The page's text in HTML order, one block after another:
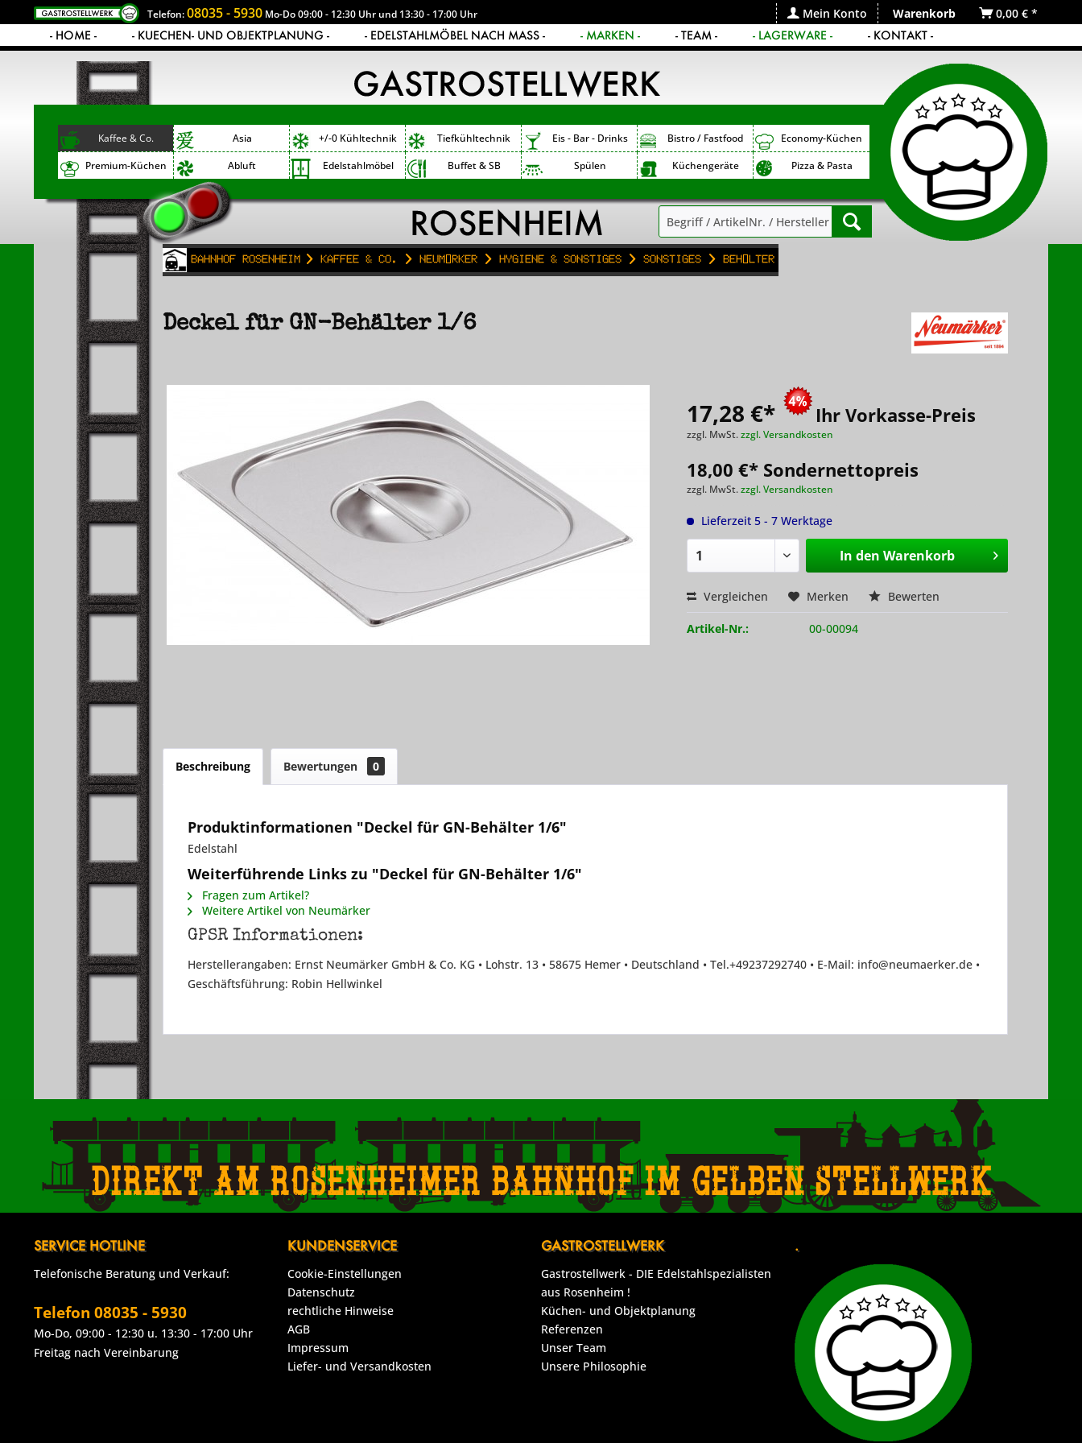
Telefon:08035 - 5930 Mo-Do 09:00 - 12:30 Uhr und 13:30 - 17:00 Uhr Mein Konto Warenkorb
0,00 € *
- HOME -
- KUECHEN- UND OBJEKTPLANUNG - - EDELSTAHLMÖBEL NACH MASS - - MARKEN - - TEAM - - LAGERWARE - - KONTAKT -
Kaffee & Co. Asia +/-0 Kühltechnik Tiefkühltechnik Eis - Bar - Drinks Bistro / Fastfood
Economy-Küchen
Premium-Küchen
Abluft Edelstahlmöbel Buffet & SB Spülen Küchengeräte Pizza & Pasta
Bahnhof Rosenheim Kaffee & Co. Neumärker Hygiene & Sonstiges Sonstiges Behälter
Deckel für GN-Behälter 1/6
17,28 €* Ihr Vorkasse-Preis
zzgl. MwSt.zzgl. Versandkosten
18,00 €* Sondernettopreis
zzgl. MwSt.zzgl. Versandkosten
Lieferzeit 5 - 7 Werktage
In den Warenkorb
Vergleichen Merken Bewerten
Artikel-Nr.: 00-00094
Beschreibung Bewertungen 0
Produktinformationen "Deckel für GN-Behälter 1/6"
Edelstahl
Weiterführende Links zu "Deckel für GN-Behälter 1/6"
Fragen zum Artikel?
Weitere Artikel von Neumärker
GPSR Informationen:
Herstellerangaben: Ernst Neumärker GmbH & Co. KG • Lohstr. 13 • 58675 Hemer • Deutschland • Tel.+49237292740 • E-Mail: info@neumaerker.de •
Geschäftsführung: Robin Hellwinkel
Direkt am Rosenheimer Bahnhof im gelben Stellwerk
SERVICE HOTLINE
Telefonische Beratung und Verkauf:
Telefon 08035 - 5930
Mo-Do, 09:00 - 12:30 u. 13:30 - 17:00 Uhr
Freitag nach Vereinbarung
KUNDENSERVICE
Cookie-Einstellungen
Datenschutz
rechtliche Hinweise
AGB
Impressum
Liefer- und Versandkosten
GASTROSTELLWERK
Gastrostellwerk - DIE Edelstahlspezialisten
aus Rosenheim !
Küchen- und Objektplanung
Referenzen
Unser Team
Unsere Philosophie
.